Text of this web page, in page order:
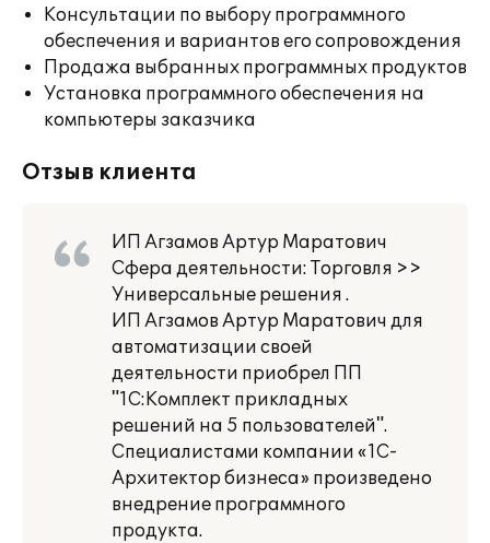
Консультации по выбору программного
обеспечения и вариантов его сопровождения
Продажа выбранных программных продуктов
Установка программного обеспечения на
компьютеры заказчика
Отзыв клиента
ИП Агзамов Артур Маратович
Сфера деятельности: Торговля >>
Универсальные решения .
ИП Агзамов Артур Маратович для
автоматизации своей
деятельности приобрел ПП
"1С:Комплект прикладных
решений на 5 пользователей".
Специалистами компании «1С-
Архитектор бизнеса» произведено
внедрение программного
продукта.